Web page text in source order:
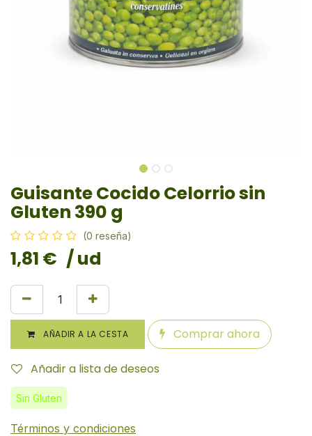
Guisante Cocido Celorrio sin
Gluten 390 g
(0 reseña)
1,81 € / ud
AÑADIR A LA CESTA Comprar ahora
Añadir a lista de deseos
Sin Gluten
Términos y condiciones